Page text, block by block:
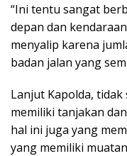
“Ini tentu sangat
depan dan
menyalip karena
badan jalan yang
Lanjut Kapolda,
memiliki tanjakan
hal ini juga yang
yang memiliki